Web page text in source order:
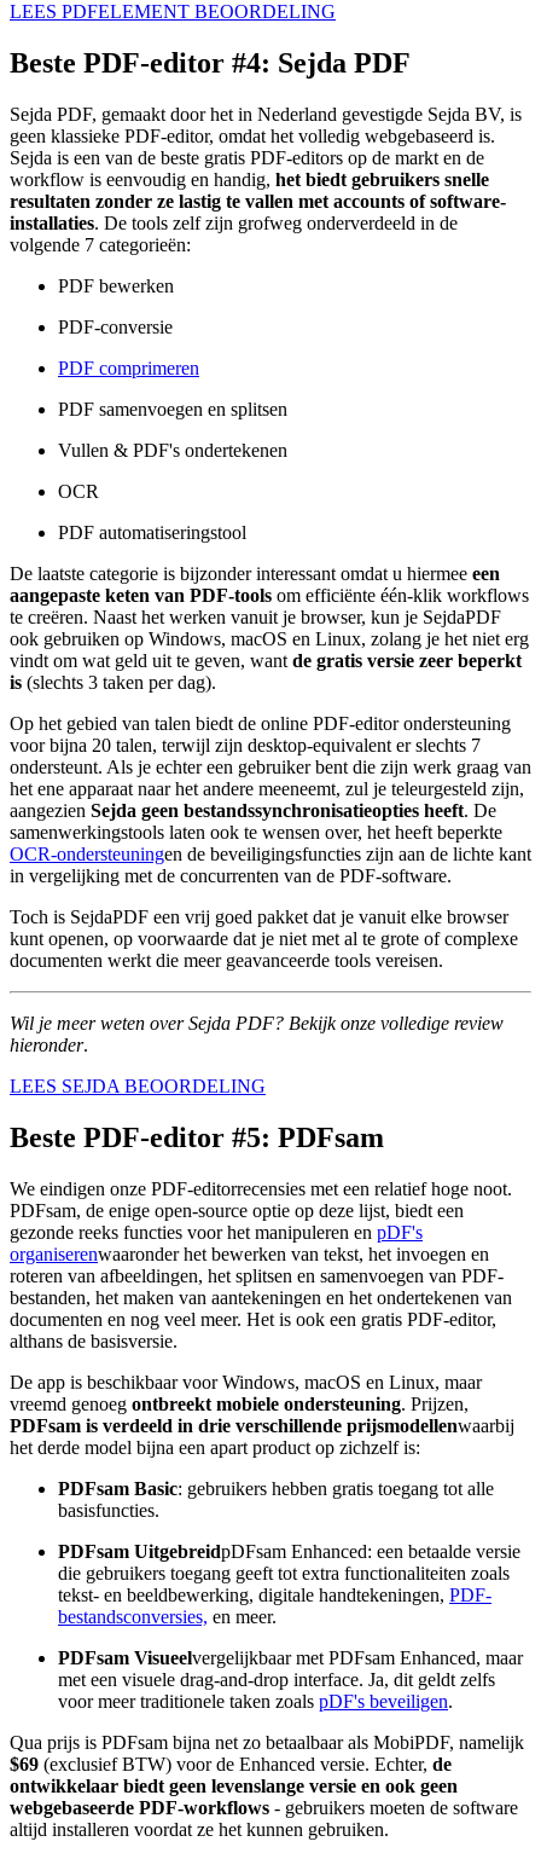
LEES PDFELEMENT BEOORDELING
Beste PDF-editor #4: Sejda PDF
Sejda PDF, gemaakt door het in Nederland gevestigde Sejda BV, is
geen klassieke PDF-editor, omdat het volledig webgebaseerd is.
Sejda is een van de beste gratis PDF-editors op de markt en de
workflow is eenvoudig en handig, het biedt gebruikers snelle
resultaten zonder ze lastig te vallen met accounts of software-
installaties. De tools zelf zijn grofweg onderverdeeld in de
volgende 7 categorieën:
PDF bewerken
PDF-conversie
PDF comprimeren
PDF samenvoegen en splitsen
Vullen & PDF's ondertekenen
OCR
PDF automatiseringstool
De laatste categorie is bijzonder interessant omdat u hiermee een
aangepaste keten van PDF-tools om efficiënte één-klik workflows
te creëren. Naast het werken vanuit je browser, kun je SejdaPDF
ook gebruiken op Windows, macOS en Linux, zolang je het niet erg
vindt om wat geld uit te geven, want de gratis versie zeer beperkt
is (slechts 3 taken per dag).
Op het gebied van talen biedt de online PDF-editor ondersteuning
voor bijna 20 talen, terwijl zijn desktop-equivalent er slechts 7
ondersteunt. Als je echter een gebruiker bent die zijn werk graag van
het ene apparaat naar het andere meeneemt, zul je teleurgesteld zijn,
aangezien Sejda geen bestandssynchronisatieopties heeft. De
samenwerkingstools laten ook te wensen over, het heeft beperkte
OCR-ondersteuningen de beveiligingsfuncties zijn aan de lichte kant
in vergelijking met de concurrenten van de PDF-software.
Toch is SejdaPDF een vrij goed pakket dat je vanuit elke browser
kunt openen, op voorwaarde dat je niet met al te grote of complexe
documenten werkt die meer geavanceerde tools vereisen.
Wil je meer weten over Sejda PDF? Bekijk onze volledige review
hieronder.
LEES SEJDA BEOORDELING
Beste PDF-editor #5: PDFsam
We eindigen onze PDF-editorrecensies met een relatief hoge noot.
PDFsam, de enige open-source optie op deze lijst, biedt een
gezonde reeks functies voor het manipuleren en pDF's
organiserenwaaronder het bewerken van tekst, het invoegen en
roteren van afbeeldingen, het splitsen en samenvoegen van PDF-
bestanden, het maken van aantekeningen en het ondertekenen van
documenten en nog veel meer. Het is ook een gratis PDF-editor,
althans de basisversie.
De app is beschikbaar voor Windows, macOS en Linux, maar
vreemd genoeg ontbreekt mobiele ondersteuning. Prijzen,
PDFsam is verdeeld in drie verschillende prijsmodellenwaarbij
het derde model bijna een apart product op zichzelf is:
PDFsam Basic: gebruikers hebben gratis toegang tot alle
basisfuncties.
PDFsam UitgebreidpDFsam Enhanced: een betaalde versie
die gebruikers toegang geeft tot extra functionaliteiten zoals
tekst- en beeldbewerking, digitale handtekeningen, PDF-
bestandsconversies, en meer.
PDFsam Visueelvergelijkbaar met PDFsam Enhanced, maar
met een visuele drag-and-drop interface. Ja, dit geldt zelfs
voor meer traditionele taken zoals pDF's beveiligen.
Qua prijs is PDFsam bijna net zo betaalbaar als MobiPDF, namelijk
$69 (exclusief BTW) voor de Enhanced versie. Echter, de
ontwikkelaar biedt geen levenslange versie en ook geen
webgebaseerde PDF-workflows - gebruikers moeten de software
altijd installeren voordat ze het kunnen gebruiken.